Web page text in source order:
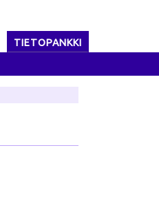
TIETOPANKKI